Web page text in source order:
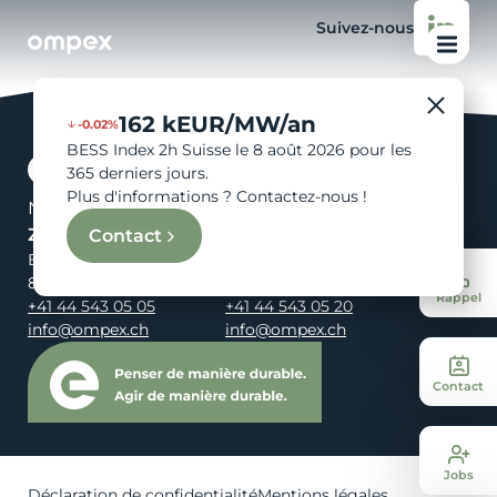
Rappel
Contact
Jobs
-0.02%162 kEUR/MW/an
BESS Index 2h Suisse le 8 août 2026 pour les
365 derniers jours.
Plus d'informations ? Contactez-nous !
Contact
Suivez-nous
Nous sommes votre énergie.
Zürich
Birmensdorferstrasse 108
8003 Zürich
+41 44 543 05 05
info@ompex.ch
+41 44 543 05 20
info@ompex.ch